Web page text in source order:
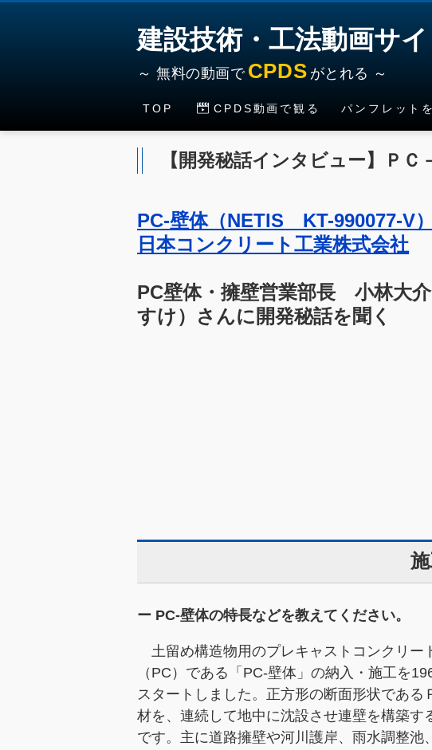
建設技術・工法動画サイ
～ 無料の動画で CPDS がとれる ～
TOP CPDS動画で観る パンフレット
土工
コンクリー
ト工
仮設工
河川海
岸
砂防工
ダム
舗装工
繕工
共同溝工
トンネル工
橋梁上部工
新着技術情報 技術ニ
【開発秘話インタビュー】ＰＣ
PC-壁体（NETIS KT-990077-V）
日本コンクリート工業株式会社
PC壁体・擁壁営業部長 小林大
すけ）さんに開発秘話を聞く
ー PC-壁体の特長などを教えてください。
土留め構造物用のプレキャストコンクリー
（PC）である「PC-壁体」の納入・施工を
スタートしました。正方形の断面形状である
材を、連続して地中に沈設させ連壁を構築す
です。主に道路擁壁や河川護岸、雨水調整池